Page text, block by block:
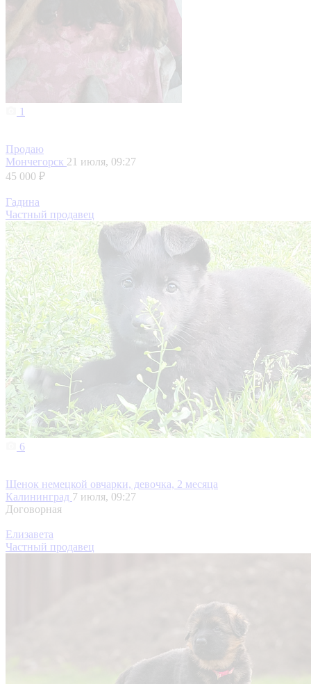
1
Продаю
Мончегорск 21 июля, 09:27
45 000 ₽
Гадина
Частный продавец
6
Щенок немецкой овчарки, девочка, 2 месяца
Калининград 7 июля, 09:27
Договорная
Елизавета
Частный продавец